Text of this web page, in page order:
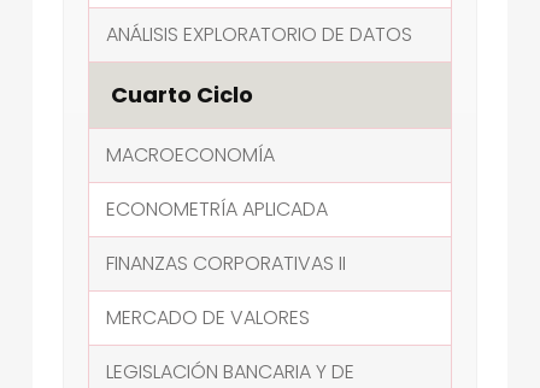
ANÁLISIS EXPLORATORIO DE DATOS
Cuarto Ciclo
MACROECONOMÍA
ECONOMETRÍA APLICADA
FINANZAS CORPORATIVAS II
MERCADO DE VALORES
LEGISLACIÓN BANCARIA Y DE